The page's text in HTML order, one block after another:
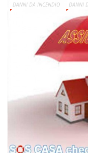
DANNI DA INCENDIO DANNI